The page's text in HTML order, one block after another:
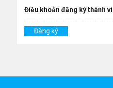
Điều khoản đăng ký thành
Đăng ký